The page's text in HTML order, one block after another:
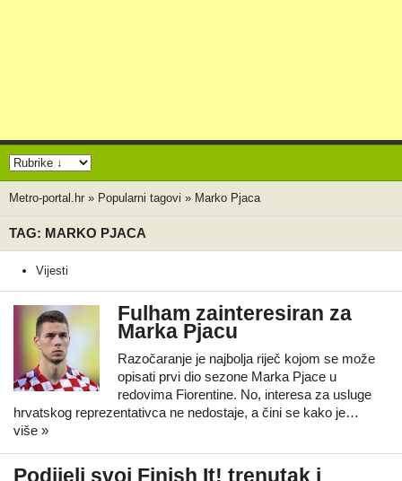
Metro-portal.hr » Popularni tagovi » Marko Pjaca
TAG: MARKO PJACA
Vijesti
Fulham zainteresiran za
Marka Pjacu
Razočaranje je najbolja riječ kojom se može
opisati prvi dio sezone Marka Pjace u
redovima Fiorentine. No, interesa za usluge
hrvatskog reprezentativca ne nedostaje, a čini se kako je…
više »
Podijeli svoj Finish It! trenutak i